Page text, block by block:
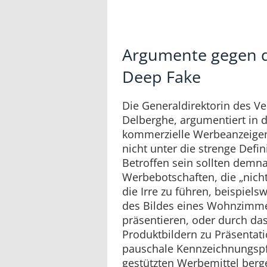
Argumente gegen
Deep Fake
Die Generaldirektorin des
Delberghe, argumentiert in
kommerzielle
nicht unter die strenge
Betroffen sein sollten
Werbebotschaften, die
die Irre zu führen,
des Bildes eines
präsentieren, oder durch
Produktbildern zu
pauschale
gestützten Werbemittel